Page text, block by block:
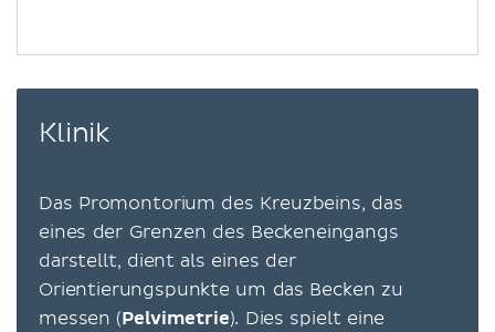
Klinik
Das Promontorium des Kreuzbeins, das
eines der Grenzen des Beckeneingangs
darstellt, dient als eines der
Orientierungspunkte um das Becken zu
messen (Pelvimetrie). Dies spielt eine